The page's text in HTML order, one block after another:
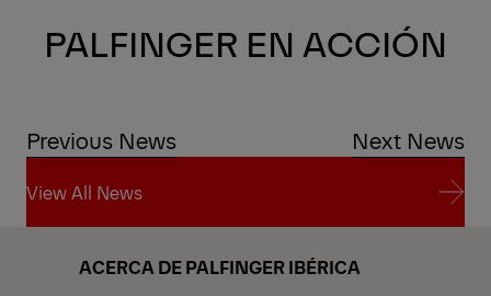
PALFINGER EN ACCIÓN
Previous News Next News
View All News
View All News
ACERCA DE PALFINGER IBÉRICA